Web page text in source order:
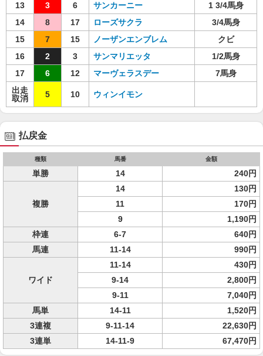
13
3 6 サンカーニー
1 3/4馬身
14
8 17 ローズサクラ
3/4馬身
15
7 15 ノーザンエンブレム
クビ
16
2 3 サンマリエッタ
1/2馬身
17
6 12 マーヴェラスデー
7馬身
出走
取消
5 10 ウィンイモン
払戻金
種類 馬番 金額
単勝 14 240円
複勝
14
130円
11
170円
9
1,190円
枠連
6-7
640円
馬連
11-14 990円
ワイド
11-14
430円
9-14
2,800円
9-11
7,040円
馬単
14-11
1,520円
3連複
9-11-14
22,630円
3連単
14-11-9 67,470円